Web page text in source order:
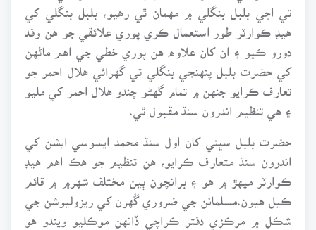
تي اچي بلبل بنگلي ۾ مهمان ٿي رهيو، بلبل بنگلي کي
هيڊ ڪوارٽر طور استعمال ڪري پوري علائقي جو هن وفد
دورو ڪيو ۽ ان کان علاوه هن پوري خطي جي اهم ماڻهن
کي حضرت بلبل پنهنجي بنگلي تي گهرائي هلال احمر جو
تعارف ڪرايو جنهن ۾ تمام گهڻو چندو هلال احمر کي مليو
۽ هي تنظيم اندرون سنڌ مقبول ٿي.
حضرت بلبل سڀني کان اول سنڌ محمد ايسوسي ايشن کي
اندرون سنڌ متعارف ڪرايو، هن تنظيم جو هڪ اهم هيڊ
ڪوارٽر ميهڙ ۾ هو ۽ برانچون ٻين مختلف شهر۾ ۾ قائم
ڪيل هيون.مسلمانن جي ضروري گُهرن کي ريزوليوشن جي
شڪل ۾ مرڪزي دفتر ڪراچي ڏانهن موڪليو ويندو هو